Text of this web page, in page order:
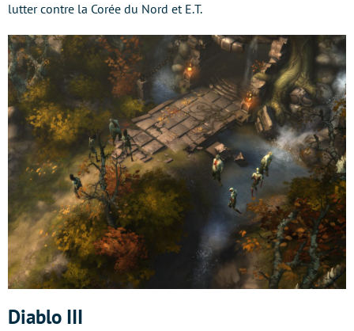
lutter contre la Corée du Nord et E.T.
Diablo III